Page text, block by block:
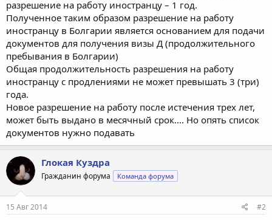
разрешение на работу иностранцу – 1 год.
Полученное таким образом разрешение на работу
иностранцу в Болгарии является основанием для подачи
документов для получения визы Д (продолжительного
пребывания в Болгарии)
Общая продолжительность разрешения на работу
иностранцу с продлениями не может превышать 3 (три)
года.
Новое разрешение на работу после истечения трех лет,
может быть выдано в месячный срок.... Но опять список
документов нужно подавать
Глокая Куздра
Гражданин форума Команда форума
15 Авг 2014 #2